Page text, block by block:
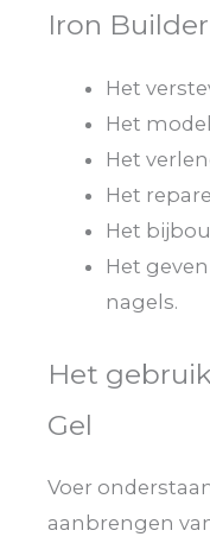
Iron
Het
Het
Het
Het
Het
Het
nagels.
Het
Gel
Voer
aanbrengen